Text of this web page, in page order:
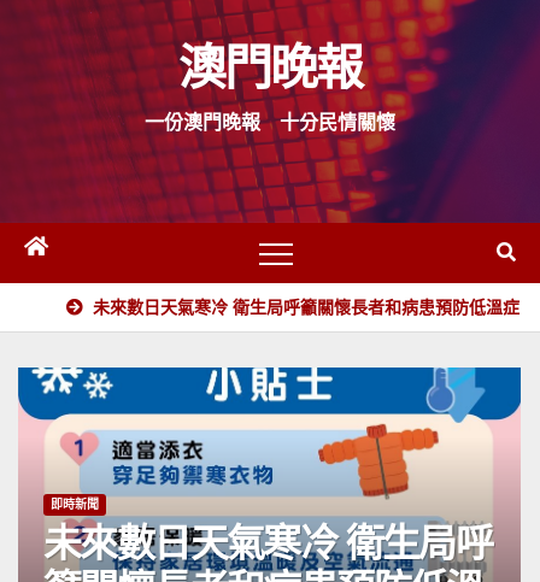
澳門晚報
一份澳門晚報 十分民情關懷
未來數日天氣寒冷 衛生局呼籲關懷長者和病患預防低溫症
即時新聞
未來數日天氣寒冷 衛生局呼